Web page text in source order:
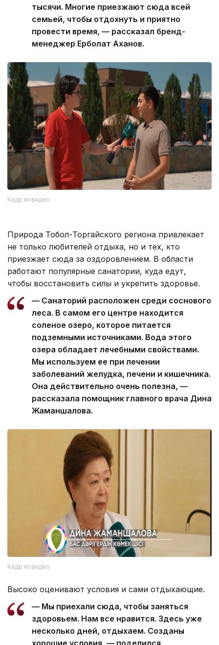
тысячи. Многие приезжают сюда всей
семьей, чтобы отдохнуть и приятно
провести время, — рассказал бренд-
менеджер Ерболат Аханов.
Кадр из видео
Природа Тобол-Торгайского региона привлекает
не только любителей отдыха, но и тех, кто
приезжает сюда за оздоровлением. В области
работают популярные санатории, куда едут,
чтобы восстановить силы и укрепить здоровье.
— Санаторий расположен среди соснового
леса. В самом его центре находится
соленое озеро, которое питается
подземными источниками. Вода этого
озера обладает лечебными свойствами.
Мы используем ее при лечении
заболеваний желудка, печени и кишечника.
Она действительно очень полезна, —
рассказала помощник главного врача Дина
Жаманшалова.
Кадр из видео
Высоко оценивают условия и сами отдыхающие.
— Мы приехали сюда, чтобы заняться
здоровьем. Нам все нравится. Здесь уже
несколько дней, отдыхаем. Созданы